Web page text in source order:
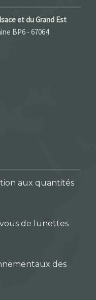
et du Grand Est
BP6 - 67064
aux quantités
de lunettes
des